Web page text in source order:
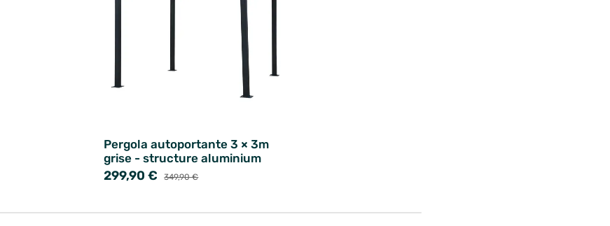
Pergola autoportante 3 × 3m
grise - structure aluminium
299,90 € 349,90 €